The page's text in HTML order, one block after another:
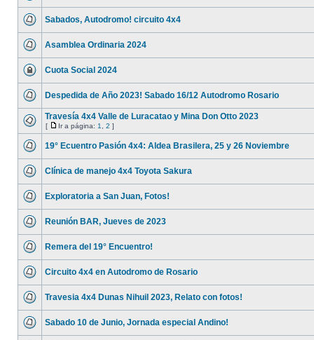
Sabados, Autodromo! circuito 4x4
Asamblea Ordinaria 2024
Cuota Social 2024
Despedida de Año 2023! Sabado 16/12 Autodromo Rosario
Travesía 4x4 Valle de Luracatao y Mina Don Otto 2023
[ Ir a página: 1 2 ]
19° Ecuentro Pasión 4x4: Aldea Brasilera, 25 y 26 Noviembre
Clínica de manejo 4x4 Toyota Sakura
Exploratoria a San Juan, Fotos!
Reunión BAR, Jueves de 2023
Remera del 19° Encuentro!
Circuito 4x4 en Autodromo de Rosario
Travesia 4x4 Dunas Nihuil 2023, Relato con fotos!
Sabado 10 de Junio, Jornada especial Andino!